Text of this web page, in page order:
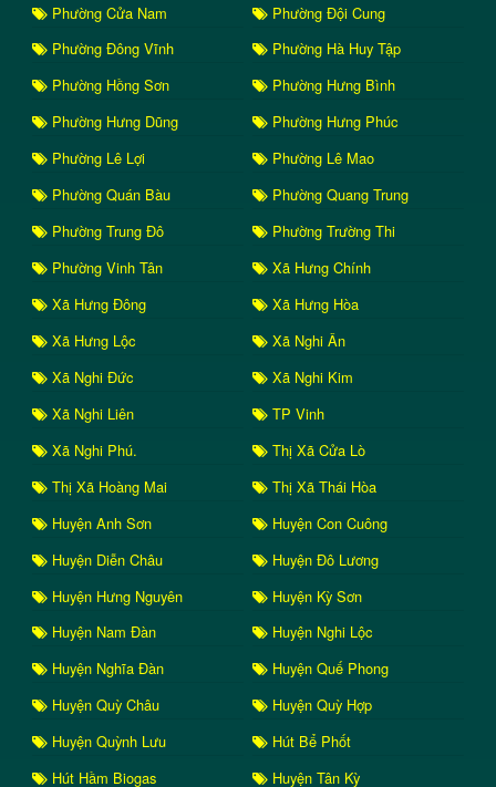
Phường Cửa Nam
Phường Đội Cung
Phường Đông Vĩnh
Phường Hà Huy Tập
Phường Hồng Sơn
Phường Hưng Bình
Phường Hưng Dũng
Phường Hưng Phúc
Phường Lê Lợi
Phường Lê Mao
Phường Quán Bàu
Phường Quang Trung
Phường Trung Đô
Phường Trường Thi
Phường Vinh Tân
Xã Hưng Chính
Xã Hưng Đông
Xã Hưng Hòa
Xã Hưng Lộc
Xã Nghi Ân
Xã Nghi Đức
Xã Nghi Kim
Xã Nghi Liên
TP Vinh
Xã Nghi Phú.
Thị Xã Cửa Lò
Thị Xã Hoàng Mai
Thị Xã Thái Hòa
Huyện Anh Sơn
Huyện Con Cuông
Huyện Diễn Châu
Huyện Đô Lương
Huyện Hưng Nguyên
Huyện Kỳ Sơn
Huyện Nam Đàn
Huyện Nghi Lộc
Huyện Nghĩa Đàn
Huyện Quế Phong
Huyện Quỳ Châu
Huyện Quỳ Hợp
Huyện Quỳnh Lưu
Hút Bể Phốt
Hút Hầm Biogas
Huyện Tân Kỳ